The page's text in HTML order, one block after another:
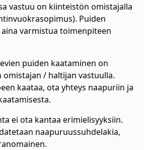
vastuu on kiinteistön omistajalla
Puiden
varmistua toimenpiteen
puiden kaataminen on
omistajan / haltijan vastuulla.
kaataa, ota yhteys naapuriin ja
ei ota kantaa erimielisyyksiin.
naapuruussuhdelakia,